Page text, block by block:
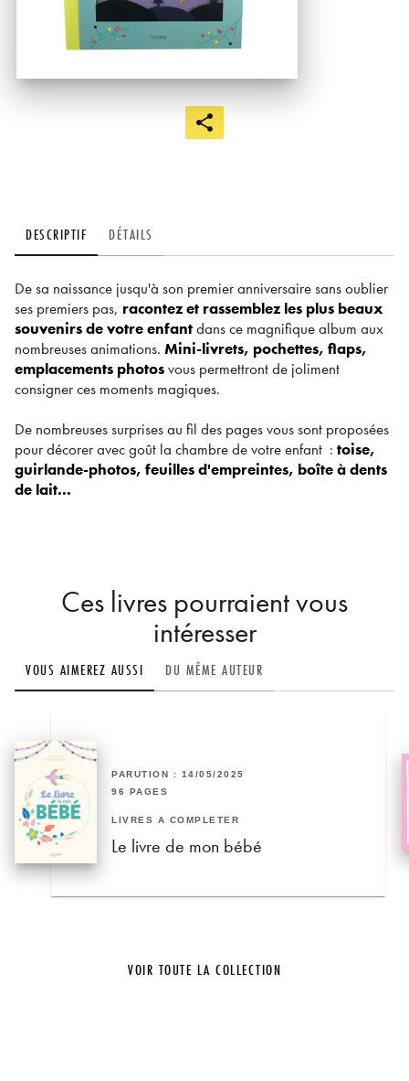
DESCRIPTIF DÉTAILS
De sa naissance jusqu'à son premier anniversaire sans oublier
ses premiers pas, racontez et rassemblez les plus beaux
souvenirs de votre enfantdans ce magnifique album aux
nombreuses animations. Mini-livrets, pochettes, flaps,
emplacements photosvous permettront de joliment
consigner ces moments magiques.
De nombreuses surprises au fil des pages vous sont proposées
pour décorer avec goût la chambre de votre enfant : toise,
guirlande-photos, feuilles d'empreintes, boîte à dents
de lait...
Ces livres pourraient vous
intéresser
VOUS AIMEREZ AUSSI DU MÊME AUTEUR
PARUTION : 14/05/2025
96 PAGES
LIVRES À COMPLÉTER
Le livre de mon bébé
VOIR TOUTE LA COLLECTION